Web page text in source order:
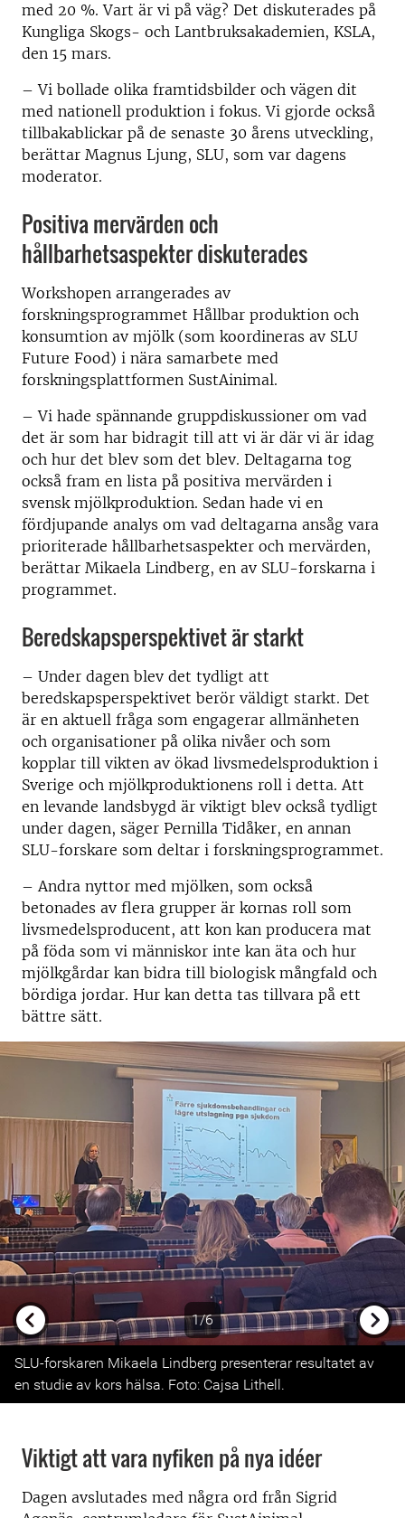
med 20 %. Vart är vi på väg? Det diskuterades på
Kungliga Skogs- och Lantbruksakademien, KSLA,
den 15 mars.
– Vi bollade olika framtidsbilder och vägen dit
med nationell produktion i fokus. Vi gjorde också
tillbakablickar på de senaste 30 årens utveckling,
berättar Magnus Ljung, SLU, som var dagens
moderator.
Positiva mervärden och
hållbarhetsaspekter diskuterades
Workshopen arrangerades av
forskningsprogrammet Hållbar produktion och
konsumtion av mjölk (som koordineras av SLU
Future Food) i nära samarbete med
forskningsplattformen SustAinimal.
– Vi hade spännande gruppdiskussioner om vad
det är som har bidragit till att vi är där vi är idag
och hur det blev som det blev. Deltagarna tog
också fram en lista på positiva mervärden i
svensk mjölkproduktion. Sedan hade vi en
fördjupande analys om vad deltagarna ansåg vara
prioriterade hållbarhetsaspekter och mervärden,
berättar Mikaela Lindberg, en av SLU-forskarna i
programmet.
Beredskapsperspektivet är starkt
– Under dagen blev det tydligt att
beredskapsperspektivet berör väldigt starkt. Det
är en aktuell fråga som engagerar allmänheten
och organisationer på olika nivåer och som
kopplar till vikten av ökad livsmedelsproduktion i
Sverige och mjölkproduktionens roll i detta. Att
en levande landsbygd är viktigt blev också tydligt
under dagen, säger Pernilla Tidåker, en annan
SLU-forskare som deltar i forskningsprogrammet.
– Andra nyttor med mjölken, som också
betonades av flera grupper är kornas roll som
livsmedelsproducent, att kon kan producera mat
på föda som vi människor inte kan äta och hur
mjölkgårdar kan bidra till biologisk mångfald och
bördiga jordar. Hur kan detta tas tillvara på ett
bättre sätt.
1/6
Previous
SLU-forskaren Mikaela Lindberg presenterar resultatet av
en studie av kors hälsa. Foto: Cajsa Lithell.
Viktigt att vara nyfiken på nya idéer
Dagen avslutades med några ord från Sigrid